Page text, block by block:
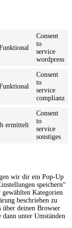
Consent
to
service
wordpress
Consent
to
service
complianz
ermittelt
Consent
to
service
sonstiges
wir dir ein Pop-Up
speichern“
Kategorien
beschrieben zu
über deinen Browser
dann unter Umständen